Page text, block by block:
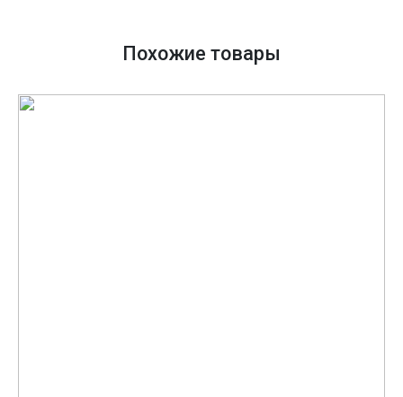
Похожие товары